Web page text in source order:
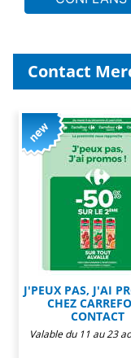
Contact
J'PEUX PAS, J'AI
CHEZ
CONTACT
Valable du 11 au 23